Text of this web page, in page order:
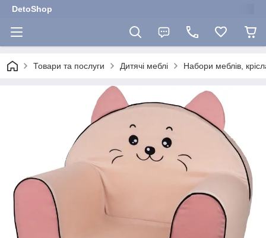
DetoShop
Товари та послуги Дитячі меблі Набори меблів,